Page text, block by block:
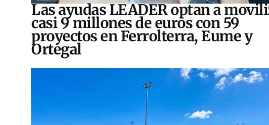
Las ayudas LEADER optan a
casi 9 millones de euros con 59
proyectos en Ferrolterra, Eume y
Ortegal